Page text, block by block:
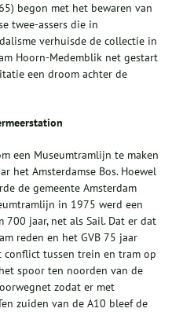
begon met het bewaren van
twee-assers die in
verhuisde de collectie in
Hoorn-Medemblik net gestart
een droom achter de
een Museumtramlijn te maken
het Amsterdamse Bos. Hoewel
de gemeente Amsterdam
in 1975 werd een
700 jaar, net als Sail. Dat er dat
reden en het GVB 75 jaar
conflict tussen trein en tram op
spoor ten noorden van de
zodat er met
zuiden van de A10 bleef de